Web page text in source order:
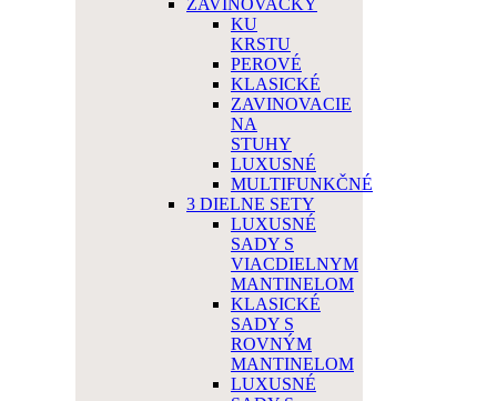
ZAVINOVAČKY
KU
KRSTU
PEROVÉ
KLASICKÉ
ZAVINOVACIE
NA
STUHY
LUXUSNÉ
MULTIFUNKČNÉ
3 DIELNE SETY
LUXUSNÉ
SADY S
VIACDIELNYM
MANTINELOM
KLASICKÉ
SADY S
ROVNÝM
MANTINELOM
LUXUSNÉ